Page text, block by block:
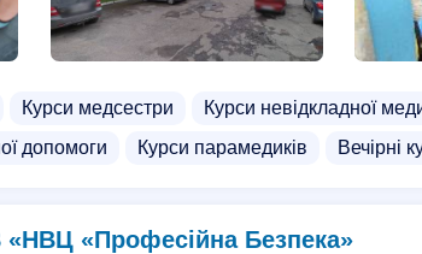
Курси медсестри
Курси невідкладної
допомоги
Курси парамедиків Вечірні
«Професійна Безпека»